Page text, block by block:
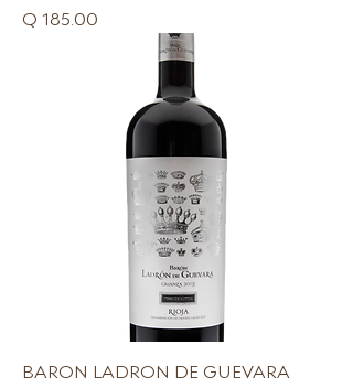
Precio
Q 185.00
BARON LADRON DE GUEVARA